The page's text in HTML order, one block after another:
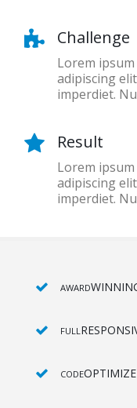
Challenge
Lorem
adipiscing
imperdiet.
Result
Lorem
adipiscing
imperdiet.
AWARD
FULL
CODE